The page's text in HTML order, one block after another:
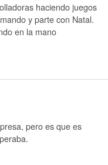
haciendo juegos
y parte con Natal.
en la mano
pero es que es